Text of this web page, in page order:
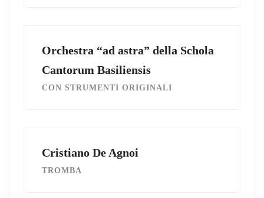
Orchestra “ad astra” della Schola
Cantorum Basiliensis
CON STRUMENTI ORIGINALI
Cristiano De Agnoi
TROMBA